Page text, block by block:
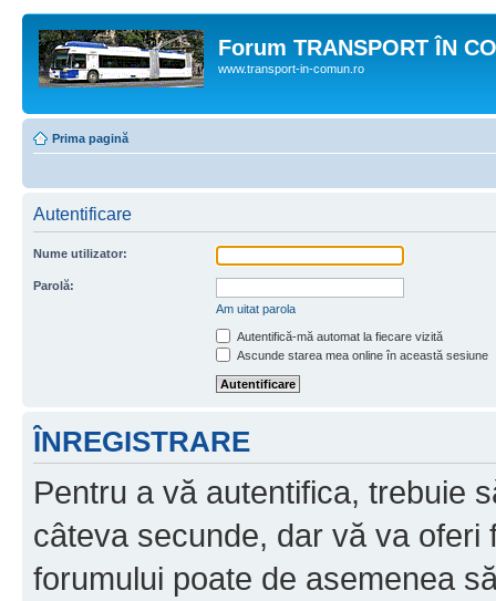
Forum TRANSPORT ÎN
www.transport-in-comun.ro
Prima pagină
Autentificare
Nume utilizator:
Parolă:
Am uitat parola
Autentifică-mă automat la fiecare vizită
Ascunde starea mea online în această sesiune
ÎNREGISTRARE
Pentru a vă autentifica, trebuie
câteva secunde, dar vă va oferi
forumului poate de asemenea